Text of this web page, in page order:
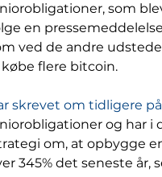
som
en
ved de andre
flere bitcoin.
skrevet om tidligere
og har
om, at opbygge
345% det seneste år,